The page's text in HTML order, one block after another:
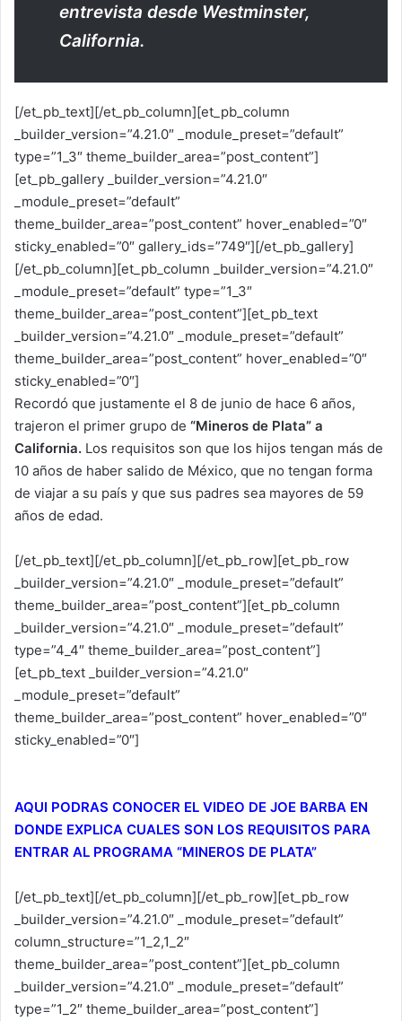
entrevista desde Westminster,
California.
[/et_pb_text][/et_pb_column][et_pb_column
_builder_version=”4.21.0″ _module_preset=”default”
type=”1_3″ theme_builder_area=”post_content”]
[et_pb_gallery _builder_version=”4.21.0″
_module_preset=”default”
theme_builder_area=”post_content” hover_enabled=”0″
sticky_enabled=”0″ gallery_ids=”749″][/et_pb_gallery]
[/et_pb_column][et_pb_column _builder_version=”4.21.0″
_module_preset=”default” type=”1_3″
theme_builder_area=”post_content”][et_pb_text
_builder_version=”4.21.0″ _module_preset=”default”
theme_builder_area=”post_content” hover_enabled=”0″
sticky_enabled=”0″]
Recordó que justamente el 8 de junio de hace 6 años,
trajeron el primer grupo de “Mineros de Plata” a
California. Los requisitos son que los hijos tengan más de
10 años de haber salido de México, que no tengan forma
de viajar a su país y que sus padres sea mayores de 59
años de edad.
[/et_pb_text][/et_pb_column][/et_pb_row][et_pb_row
_builder_version=”4.21.0″ _module_preset=”default”
theme_builder_area=”post_content”][et_pb_column
_builder_version=”4.21.0″ _module_preset=”default”
type=”4_4″ theme_builder_area=”post_content”]
[et_pb_text _builder_version=”4.21.0″
_module_preset=”default”
theme_builder_area=”post_content” hover_enabled=”0″
sticky_enabled=”0″]
AQUI PODRAS CONOCER EL VIDEO DE JOE BARBA EN
DONDE EXPLICA CUALES SON LOS REQUISITOS PARA
ENTRAR AL PROGRAMA “MINEROS DE PLATA”
[/et_pb_text][/et_pb_column][/et_pb_row][et_pb_row
_builder_version=”4.21.0″ _module_preset=”default”
column_structure=”1_2,1_2″
theme_builder_area=”post_content”][et_pb_column
_builder_version=”4.21.0″ _module_preset=”default”
type=”1_2″ theme_builder_area=”post_content”]